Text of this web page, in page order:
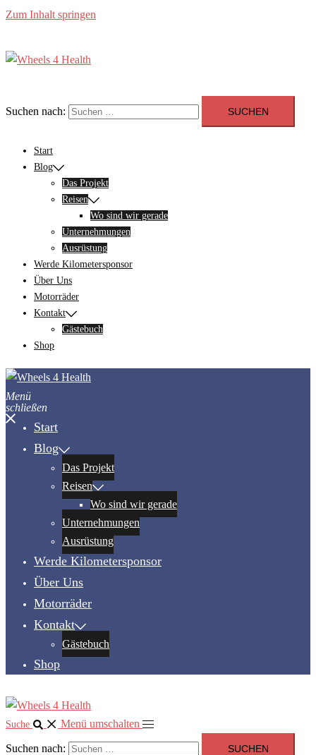
Zum Inhalt springen
Suchen nach:
Start
Blog
Das Projekt
Reisen
Wo sind wir gerade
Unternehmungen
Ausrüstung
Werde Kilometersponsor
Über Uns
Motorräder
Kontakt
Gästebuch
Shop
Menü
schließen
Start
Blog
Das Projekt
Reisen
Wo sind wir gerade
Unternehmungen
Ausrüstung
Werde Kilometersponsor
Über Uns
Motorräder
Kontakt
Gästebuch
Shop
Suche Menü umschalten
Suchen nach: